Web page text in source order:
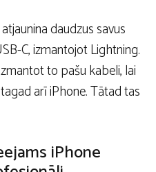
daudzus savus
C, izmantojot Lightning.
to pašu kabeli, lai
arī iPhone. Tātad tas
iPhone